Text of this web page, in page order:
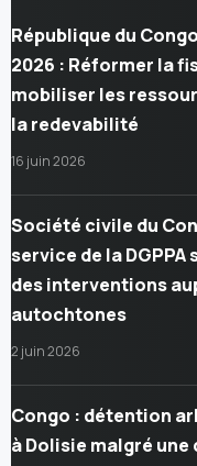
République du
2026 : Réformer la
mobiliser les
la redevabilité
16 juin 2026
Société civile du
service de la
des interventions
autochtones
2 juin 2026
Congo : détention
à Dolisie malgré